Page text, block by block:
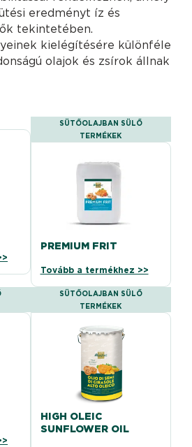
eredményt íz és
tekintetében.
kielégítésére különféle
olajok és zsírok állnak
SÜTŐOLAJBAN SÜLŐ
TERMÉKEK
PREMIUM FRIT
Tovább a termékhez >>
SÜTŐOLAJBAN SÜLŐ
TERMÉKEK
HIGH OLEIC
SUNFLOWER OIL